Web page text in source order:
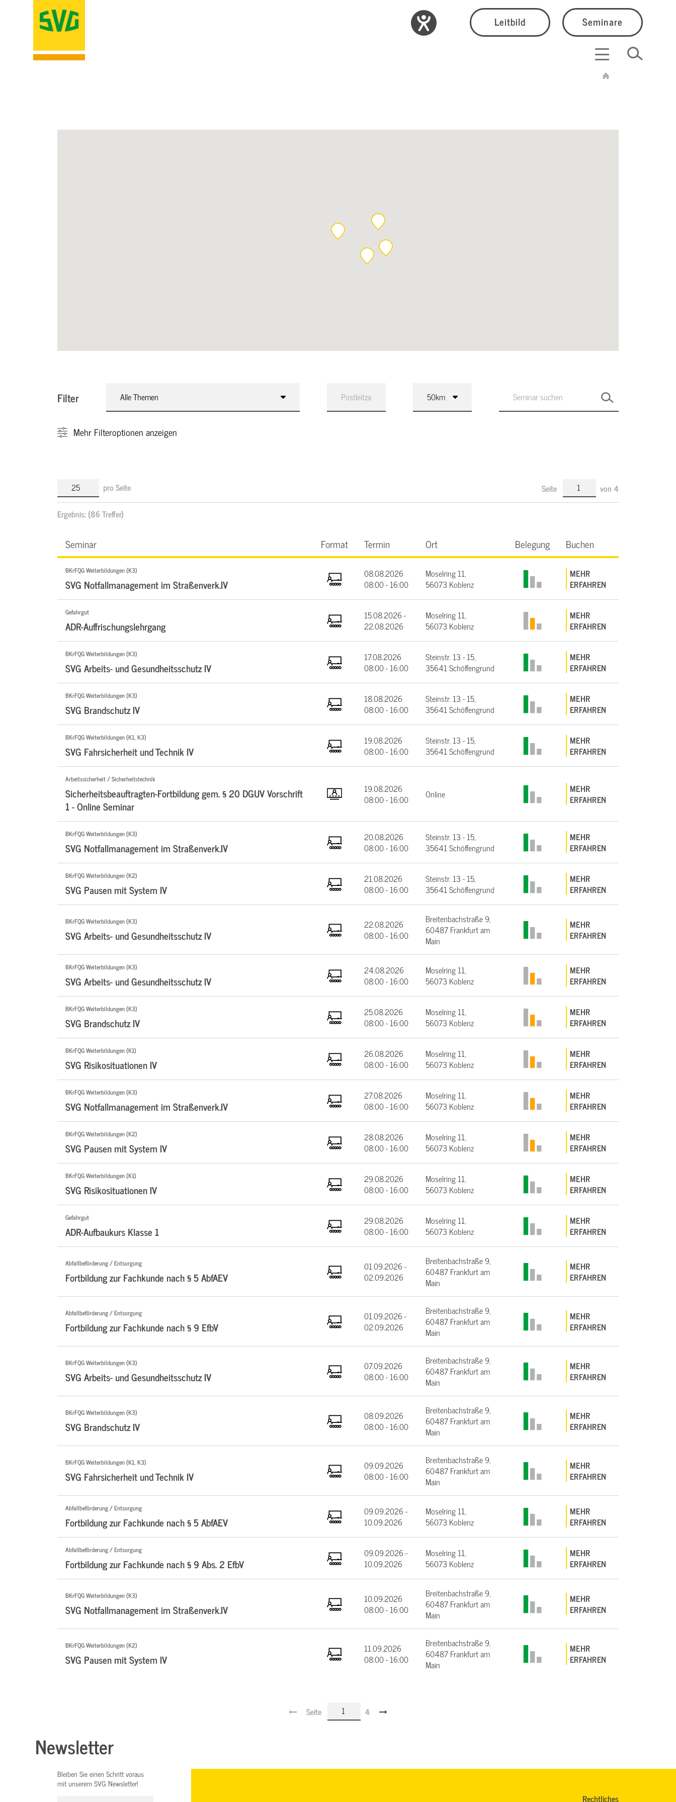
Leitbild Seminare
Filter Alle Themen
Mehr Filteroptionen anzeigen
pro Seite Seite von 4
Ergebnis:(86 Treffer)
Seminar Format Termin Ort Belegung Buchen
BKrFQG Weiterbildungen (K3)
SVG Notfallmanagement im Straßenverk.IV
08.08.2026
08:00 - 16:00
Moselring 11,
56073 Koblenz
MEHR
ERFAHREN
Gefahrgut
ADR-Auffrischungslehrgang
15.08.2026 -
22.08.2026
Moselring 11,
56073 Koblenz
MEHR
ERFAHREN
BKrFQG Weiterbildungen (K3)
SVG Arbeits- und Gesundheitsschutz IV
17.08.2026
08:00 - 16:00
Steinstr. 13 - 15,
35641 Schöffengrund
MEHR
ERFAHREN
BKrFQG Weiterbildungen (K3)
SVG Brandschutz IV
18.08.2026
08:00 - 16:00
Steinstr. 13 - 15,
35641 Schöffengrund
MEHR
ERFAHREN
BKrFQG Weiterbildungen (K1, K3)
SVG Fahrsicherheit und Technik IV
19.08.2026
08:00 - 16:00
Steinstr. 13 - 15,
35641 Schöffengrund
MEHR
ERFAHREN
Arbeitssicherheit / Sicherheitstechnik
Sicherheitsbeauftragten-Fortbildung gem. § 20 DGUV Vorschrift
1 - Online Seminar
19.08.2026
08:00 - 16:00
Online
MEHR
ERFAHREN
BKrFQG Weiterbildungen (K3)
SVG Notfallmanagement im Straßenverk.IV
20.08.2026
08:00 - 16:00
Steinstr. 13 - 15,
35641 Schöffengrund
MEHR
ERFAHREN
BKrFQG Weiterbildungen (K2)
SVG Pausen mit System IV
21.08.2026
08:00 - 16:00
Steinstr. 13 - 15,
35641 Schöffengrund
MEHR
ERFAHREN
BKrFQG Weiterbildungen (K3)
SVG Arbeits- und Gesundheitsschutz IV
22.08.2026
08:00 - 16:00
Breitenbachstraße 9,
60487 Frankfurt am
Main
MEHR
ERFAHREN
BKrFQG Weiterbildungen (K3)
SVG Arbeits- und Gesundheitsschutz IV
24.08.2026
08:00 - 16:00
Moselring 11,
56073 Koblenz
MEHR
ERFAHREN
BKrFQG Weiterbildungen (K3)
SVG Brandschutz IV
25.08.2026
08:00 - 16:00
Moselring 11,
56073 Koblenz
MEHR
ERFAHREN
BKrFQG Weiterbildungen (K1)
SVG Risikosituationen IV
26.08.2026
08:00 - 16:00
Moselring 11,
56073 Koblenz
MEHR
ERFAHREN
BKrFQG Weiterbildungen (K3)
SVG Notfallmanagement im Straßenverk.IV
27.08.2026
08:00 - 16:00
Moselring 11,
56073 Koblenz
MEHR
ERFAHREN
BKrFQG Weiterbildungen (K2)
SVG Pausen mit System IV
28.08.2026
08:00 - 16:00
Moselring 11,
56073 Koblenz
MEHR
ERFAHREN
BKrFQG Weiterbildungen (K1)
SVG Risikosituationen IV
29.08.2026
08:00 - 16:00
Moselring 11,
56073 Koblenz
MEHR
ERFAHREN
Gefahrgut
ADR-Aufbaukurs Klasse 1
29.08.2026
08:00 - 16:00
Moselring 11,
56073 Koblenz
MEHR
ERFAHREN
Abfallbeförderung / Entsorgung
Fortbildung zur Fachkunde nach § 5 AbfAEV
01.09.2026 -
02.09.2026
Breitenbachstraße 9,
60487 Frankfurt am
Main
MEHR
ERFAHREN
Abfallbeförderung / Entsorgung
Fortbildung zur Fachkunde nach § 9 EfbV
01.09.2026 -
02.09.2026
Breitenbachstraße 9,
60487 Frankfurt am
Main
MEHR
ERFAHREN
BKrFQG Weiterbildungen (K3)
SVG Arbeits- und Gesundheitsschutz IV
07.09.2026
08:00 - 16:00
Breitenbachstraße 9,
60487 Frankfurt am
Main
MEHR
ERFAHREN
BKrFQG Weiterbildungen (K3)
SVG Brandschutz IV
08.09.2026
08:00 - 16:00
Breitenbachstraße 9,
60487 Frankfurt am
Main
MEHR
ERFAHREN
BKrFQG Weiterbildungen (K1, K3)
SVG Fahrsicherheit und Technik IV
09.09.2026
08:00 - 16:00
Breitenbachstraße 9,
60487 Frankfurt am
Main
MEHR
ERFAHREN
Abfallbeförderung / Entsorgung
Fortbildung zur Fachkunde nach § 5 AbfAEV
09.09.2026 -
10.09.2026
Moselring 11,
56073 Koblenz
MEHR
ERFAHREN
Abfallbeförderung / Entsorgung
Fortbildung zur Fachkunde nach § 9 Abs. 2 EfbV
09.09.2026 -
10.09.2026
Moselring 11,
56073 Koblenz
MEHR
ERFAHREN
BKrFQG Weiterbildungen (K3)
SVG Notfallmanagement im Straßenverk.IV
10.09.2026
08:00 - 16:00
Breitenbachstraße 9,
60487 Frankfurt am
Main
MEHR
ERFAHREN
BKrFQG Weiterbildungen (K2)
SVG Pausen mit System IV
11.09.2026
08:00 - 16:00
Breitenbachstraße 9,
60487 Frankfurt am
Main
MEHR
ERFAHREN
Seite 4
Newsletter
Bleiben Sie einen Schritt voraus
mit unserem SVG Newsletter!
Rechtliches